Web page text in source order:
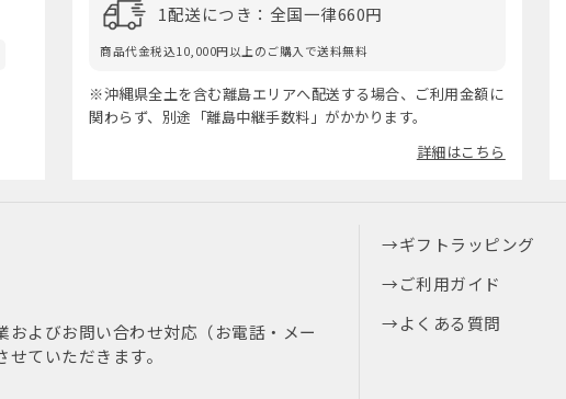
1配送につき：全国一律660円
商品代金税込10,000円以上のご購入で送料無料
※沖縄県全土を含む離島エリアへ配送する場合、ご利用金額に
関わらず、別途「離島中継手数料」がかかります。
詳細はこちら
およびお問い合わせ対応（お電話・メー
せていただきます。
ギフトラッピング
ご利用ガイド
よくある質問